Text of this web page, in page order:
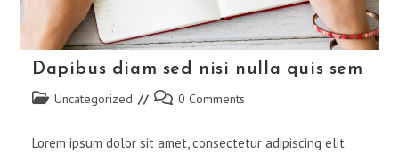
Dapibus diam sed nisi nulla quis sem
Uncategorized 0 Comments
Lorem ipsum dolor sit amet, consectetur adipiscing elit.